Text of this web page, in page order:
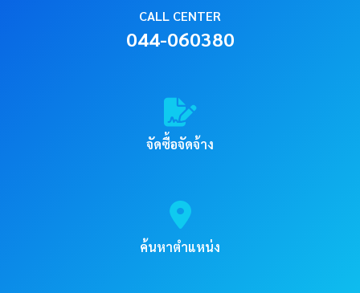
CALL CENTER
044-060380
จัดซื้อจัดจ้าง
ค้นหาตำแหน่ง